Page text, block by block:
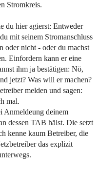
Stromkreis.
du hier agierst: Entweder
mit seinem Stromanschluss
oder nicht - oder du machst
Einfordern kann er eine
ihm ja bestätigen: Nö,
jetzt? Was will er machen?
melden und sagen:
mal.
Anmeldeung deinem
dessen TAB hälst. Die setzt
kenne kaum Betreiber, die
das explizit